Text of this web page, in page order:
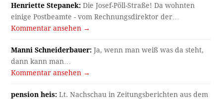
Henriette Stepanek: Die Josef-Pöll-Straße! Da wohnten
einige Postbeamte - vom Rechnungsdirektor der…
Kommentar ansehen →
Manni Schneiderbauer: Ja, wenn man weiß was da steht,
dann kann man…
Kommentar ansehen →
pension heis: Lt. Nachschau in Zeitungsberichten aus dem